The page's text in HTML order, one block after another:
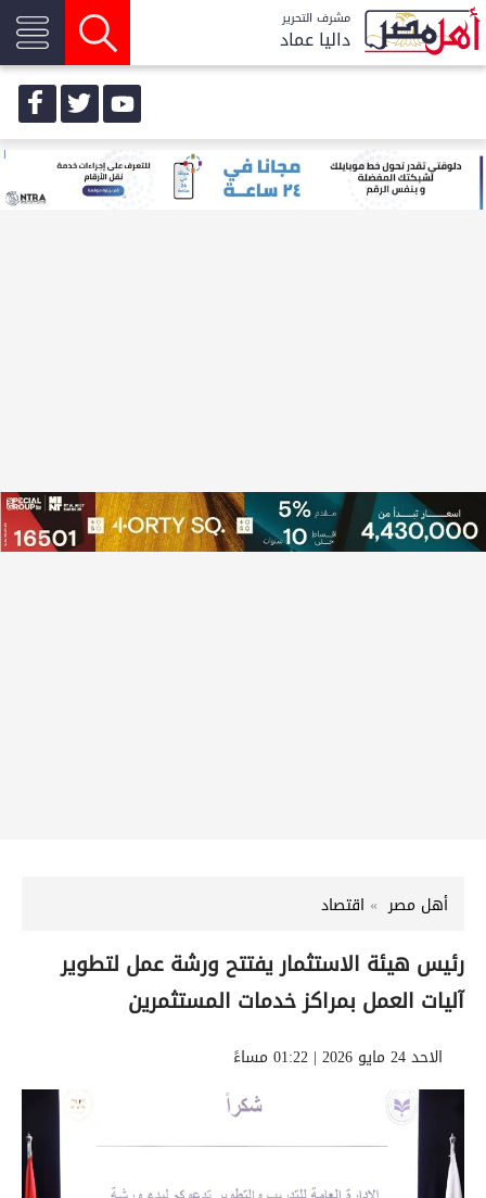
مشرف التحرير
داليا عماد
أهل مصر اقتصاد
رئيس هيئة الاستثمار يفتتح ورشة عمل لتطوير
آليات العمل بمراكز خدمات المستثمرين
الاحد 24 مايو 2026 | 01:22 مساءً